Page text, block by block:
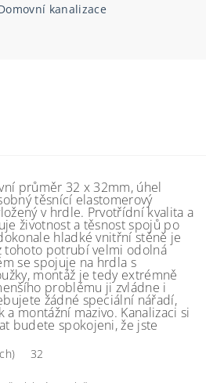
kanalizace
průměr 32 x 32mm, úhel
těsnící elastomerový
v hrdle. Prvotřídní kvalita a
životnost a těsnost spojů po
hladké vnitřní stěně je
tohoto potrubí velmi odolná
se spojuje na hrdla s
montáž je tedy extrémně
problému ji zvládne i
žádné speciální nářadí,
montážní mazivo. Kanalizaci si
budete spokojeni, že jste
32